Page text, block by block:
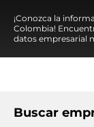
¡Conozca la
Colombia!
datos empresarial
Buscar